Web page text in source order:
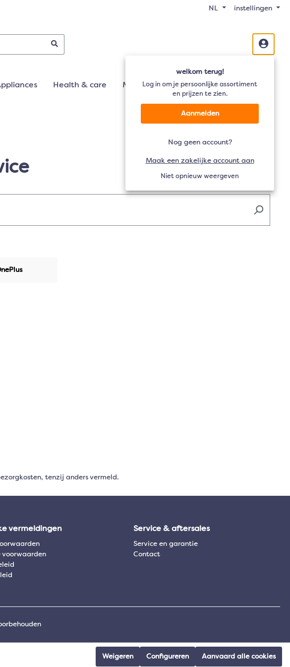
NL instellingen
welkom terug!
Log in om je persoonlijke assortiment
en prijzen te zien.
Aanmelden
Nog geen account?
Maak een zakelijke account aan
Niet opnieuw weergeven
Health & care Mobiliteit Audio TV
tenzij anders vermeld.
vermeldingen
voorwaarden
Service & aftersales
Service en garantie
Contact
Weigeren Configureren Aanvaard alle cookies